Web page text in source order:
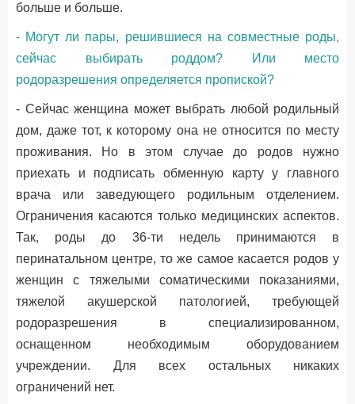
больше и больше.
- Могут ли пары, решившиеся на совместные роды,
сейчас выбирать роддом? Или место
родоразрешения определяется пропиской?
- Сейчас женщина может выбрать любой родильный
дом, даже тот, к которому она не относится по месту
проживания. Но в этом случае до родов нужно
приехать и подписать обменную карту у главного
врача или заведующего родильным отделением.
Ограничения касаются только медицинских аспектов.
Так, роды до 36-ти недель принимаются в
перинатальном центре, то же самое касается родов у
женщин с тяжелыми соматическими показаниями,
тяжелой акушерской патологией, требующей
родоразрешения в специализированном,
оснащенном необходимым оборудованием
учреждении. Для всех остальных никаких
ограничений нет.